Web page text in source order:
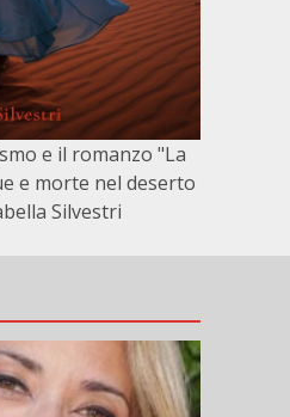
e il romanzo "La
e morte nel deserto
Silvestri